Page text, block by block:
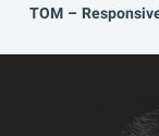
TOM –